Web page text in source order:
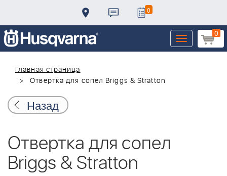
0
0
Toggle
navigation
Главная страница
Отвертка для сопел Briggs & Stratton
Назад
Отвертка для сопел
Briggs & Stratton